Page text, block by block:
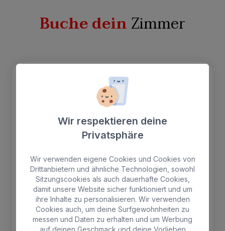
Buche deinZimmer
Wir respektieren deine
Privatsphäre
Wir verwenden eigene Cookies und Cookies von
Drittanbietern und ähnliche Technologien, sowohl
Sitzungscookies als auch dauerhafte Cookies,
damit unsere Website sicher funktioniert und um
ihre Inhalte zu personalisieren. Wir verwenden
Cookies auch, um deine Surfgewohnheiten zu
messen und Daten zu erhalten und um Werbung
auf deinen Geschmack und deine Vorlieben